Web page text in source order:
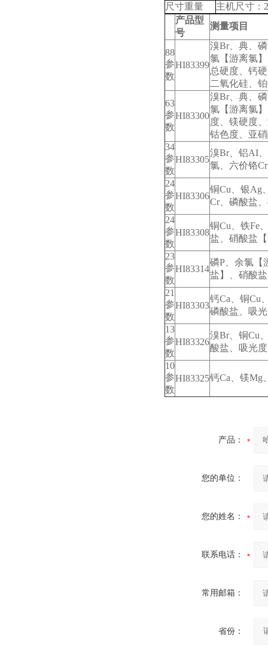
尺寸重量
主机尺寸 ：
产品型
号
测量项目
88
参
数
HI83399
溴Br、典、
氯【游离氯
总硬度、钙
二氧化硅、
63
参
数
HI83300
溴Br、 典 、
氯【游离氯
度、镁硬度
钴色度、亚
34
参
数
HI83305
溴Br、铝AI
氯、六价铬
24
参
数
HI83306
铜Cu、银Ag
Cr、磷酸盐
24
参
数
HI83308
铜Cu、铁Fe
盐、硝酸盐
23
参
数
HI83314
磷P、余氯【
盐】、硝酸
21
参
数
HI83303
钙Ca、铜Cu
磷酸盐、吸
13
参
数
HI83326
溴Br、铜Cu
酸盐、吸光
10
参
数
HI83325钙Ca、镁Mg
产品：
您的单位：
您的姓名：
联系电话：
常用邮箱：
省份：